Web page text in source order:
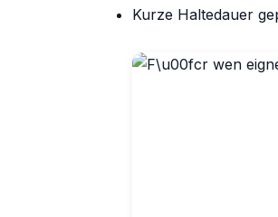
Kurze Haltedauer